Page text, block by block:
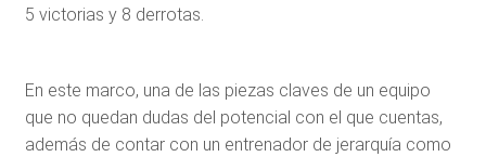
5 victorias y 8 derrotas.
En este marco, una de las piezas claves de un equipo
que no quedan dudas del potencial con el que cuentas,
además de contar con un entrenador de jerarquía como